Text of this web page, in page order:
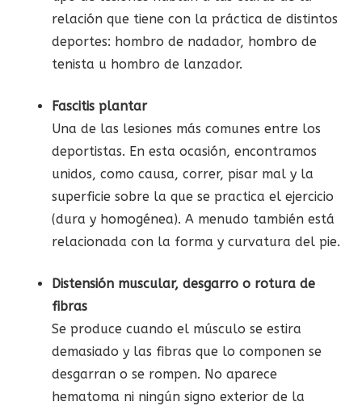
relación que tiene con la práctica de distintos
deportes: hombro de nadador, hombro de
tenista u hombro de lanzador.
Fascitis plantar
Una de las lesiones más comunes entre los
deportistas. En esta ocasión, encontramos
unidos, como causa, correr, pisar mal y la
superficie sobre la que se practica el ejercicio
(dura y homogénea). A menudo también está
relacionada con la forma y curvatura del pie.
Distensión muscular, desgarro o rotura de
fibras
Se produce cuando el músculo se estira
demasiado y las fibras que lo componen se
desgarran o se rompen. No aparece
hematoma ni ningún signo exterior de la